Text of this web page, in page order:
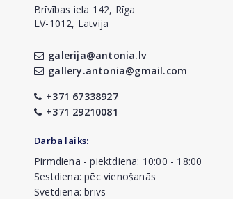
Brīvības iela 142, Rīga
LV-1012, Latvija
galerija@antonia.lv
gallery.antonia@gmail.com
+371 67338927
+371 29210081
Darba laiks:
Pirmdiena - piektdiena: 10:00 - 18:00
Sestdiena: pēc vienošanās
Svētdiena: brīvs